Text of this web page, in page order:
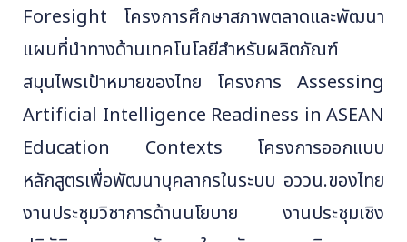
Foresight โครงการศึกษาสภาพตลาดและพัฒนา
แผนที่นำทางด้านเทคโนโลยีสำหรับผลิตภัณฑ์
สมุนไพรเป้าหมายของไทย โครงการ Assessing
Artificial Intelligence Readiness in ASEAN
Education Contexts โครงการออกแบบ
หลักสูตรเพื่อพัฒนาบุคลากรในระบบ อววน.ของไทย
งานประชุมวิชาการด้านนโยบาย งานประชุมเชิง